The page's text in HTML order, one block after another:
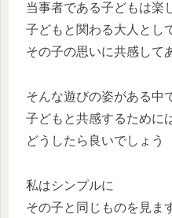
当事者である子どもは楽
子どもと関わる大人とし
その子の思いに共感して
そんな遊びの姿がある中
子どもと共感するために
どうしたら良いでしょう
私はシンプルに
その子と同じものを見ま